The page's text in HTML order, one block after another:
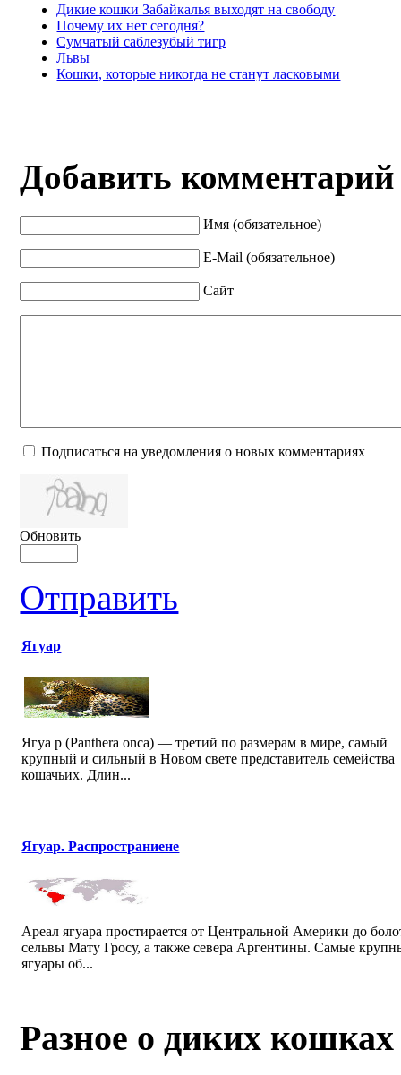
Дикие кошки Забайкалья выходят на свободу
Почему их нет сегодня?
Сумчатый саблезубый тигр
Львы
Кошки, которые никогда не станут ласковыми
Добавить комментарий
Имя (обязательное)
E-Mail (обязательное)
Сайт
Подписаться на уведомления о новых комментариях
Обновить
Отправить
Ягуар
Ягуа р (Panthera onca) — третий по размерам в мире, самый
крупный и сильный в Новом свете представитель семейства
кошачьих. Длин...
Ягуар. Распространиене
Ареал ягуара простирается от Центральной Америки до
сельвы Мату Гросу, а также севера Аргентины. Самые
ягуары об...
Разное о диких кошках